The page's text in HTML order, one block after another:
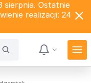
sierpnia. Ostatnie
realizacji: 24